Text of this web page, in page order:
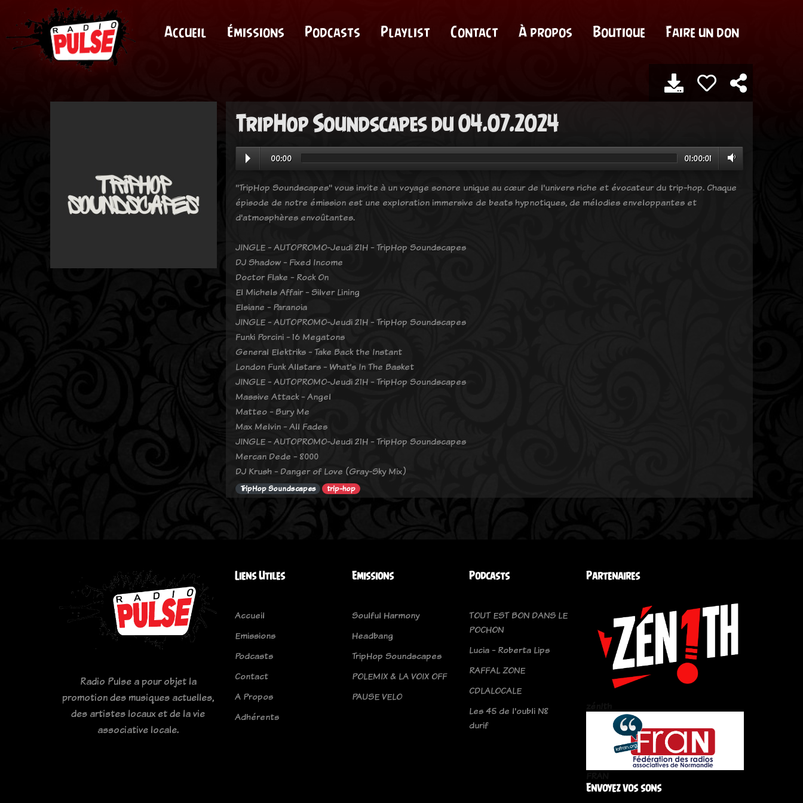
Accueil Émissions Podcasts Playlist Contact À propos Boutique Faire un don
TripHop Soundscapes du 04.07.2024
00:00 01:00:01
"TripHop Soundscapes" vous invite à un voyage sonore unique au cœur de l'univers riche et évocateur du trip-hop. Chaque
épisode de notre émission est une exploration immersive de beats hypnotiques, de mélodies enveloppantes et
d'atmosphères envoûtantes.
JINGLE - AUTOPROMO-Jeudi 21H - TripHop Soundscapes
DJ Shadow - Fixed Income
Doctor Flake - Rock On
El Michels Affair - Silver Lining
Elsiane - Paranoia
JINGLE - AUTOPROMO-Jeudi 21H - TripHop Soundscapes
Funki Porcini - 16 Megatons
General Elektriks - Take Back the Instant
London Funk Allstars - What’s In The Basket
JINGLE - AUTOPROMO-Jeudi 21H - TripHop Soundscapes
Massive Attack - Angel
Matteo - Bury Me
Max Melvin - All Fades
JINGLE - AUTOPROMO-Jeudi 21H - TripHop Soundscapes
Mercan Dede - 8000
DJ Krush - Danger of Love (Gray-Sky Mix)
TripHop Soundscapes trip-hop
Radio Pulse a pour objet la
promotion des musiques actuelles,
des artistes locaux et de la vie
associative locale.
Liens Utiles
Accueil
Emissions
Podcasts
Contact
A Propos
Adhérents
Emissions
Soulful Harmony
Headbang
TripHop Soundscapes
POLEMIX & LA VOIX OFF
PAUSE VELO
Podcasts
TOUT EST BON DANS LE
POCHON
Lucia - Roberta Lips
RAFFAL ZONE
CDLALOCALE
Les 45 de l'oubli N8
durif
Partenaires
Envoyez vos sons